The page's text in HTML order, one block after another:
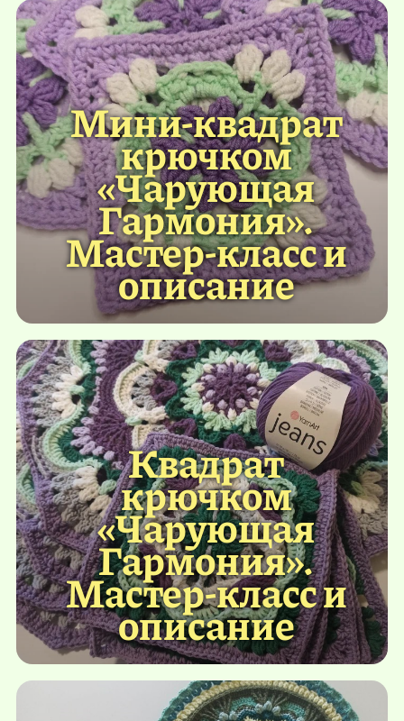
Мини-квадрат
крючком
«Чарующая
Гармония».
Мастер-класс и
описание
Квадрат
крючком
«Чарующая
Гармония».
Мастер-класс и
описание